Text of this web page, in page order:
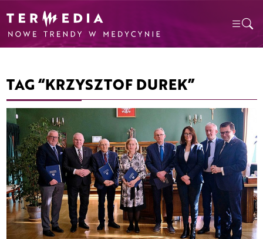
TAG “KRZYSZTOF DUREK”